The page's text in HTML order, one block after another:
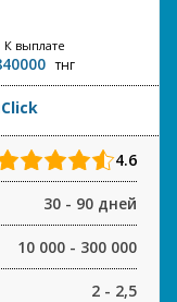
К выплате
тнг
4.6
30 - 90 дней
10 000 - 300 000
2 - 2,5